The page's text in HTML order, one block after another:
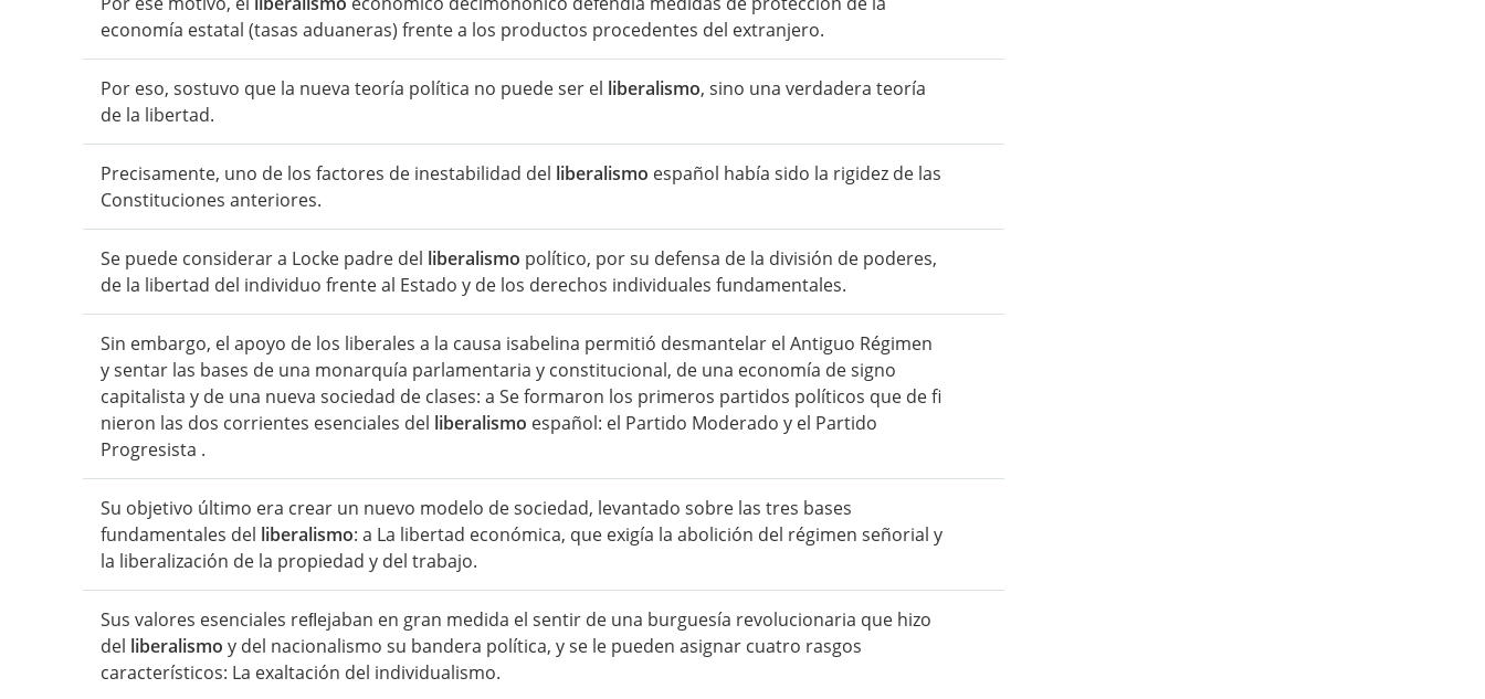
economía estatal (tasas aduaneras) frente a los productos procedentes del extranjero.
Por eso, sostuvo que la nueva teoría política no puede ser el liberalismo, sino una verdadera teoría
de la libertad.
Precisamente, uno de los factores de inestabilidad del liberalismo español había sido la rigidez de las
Constituciones anteriores.
Se puede considerar a Locke padre del liberalismo político, por su defensa de la división de poderes,
de la libertad del individuo frente al Estado y de los derechos individuales fundamentales.
Sin embargo, el apoyo de los liberales a la causa isabelina permitió desmantelar el Antiguo Régimen
y sentar las bases de una monarquía parlamentaria y constitucional, de una economía de signo
capitalista y de una nueva sociedad de clases: a Se formaron los primeros partidos políticos que de fi
nieron las dos corrientes esenciales del liberalismo español: el Partido Moderado y el Partido
Progresista .
Su objetivo último era crear un nuevo modelo de sociedad, levantado sobre las tres bases
fundamentales del liberalismo: a La libertad económica, que exigía la abolición del régimen señorial y
la liberalización de la propiedad y del trabajo.
Sus valores esenciales reﬂejaban en gran medida el sentir de una burguesía revolucionaria que hizo
del liberalismo y del nacionalismo su bandera política, y se le pueden asignar cuatro rasgos
característicos: La exaltación del individualismo.